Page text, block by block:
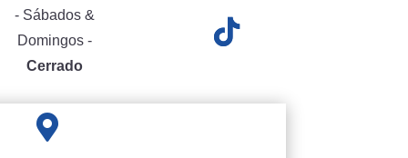
- Sábados &
Domingos -
Cerrado
